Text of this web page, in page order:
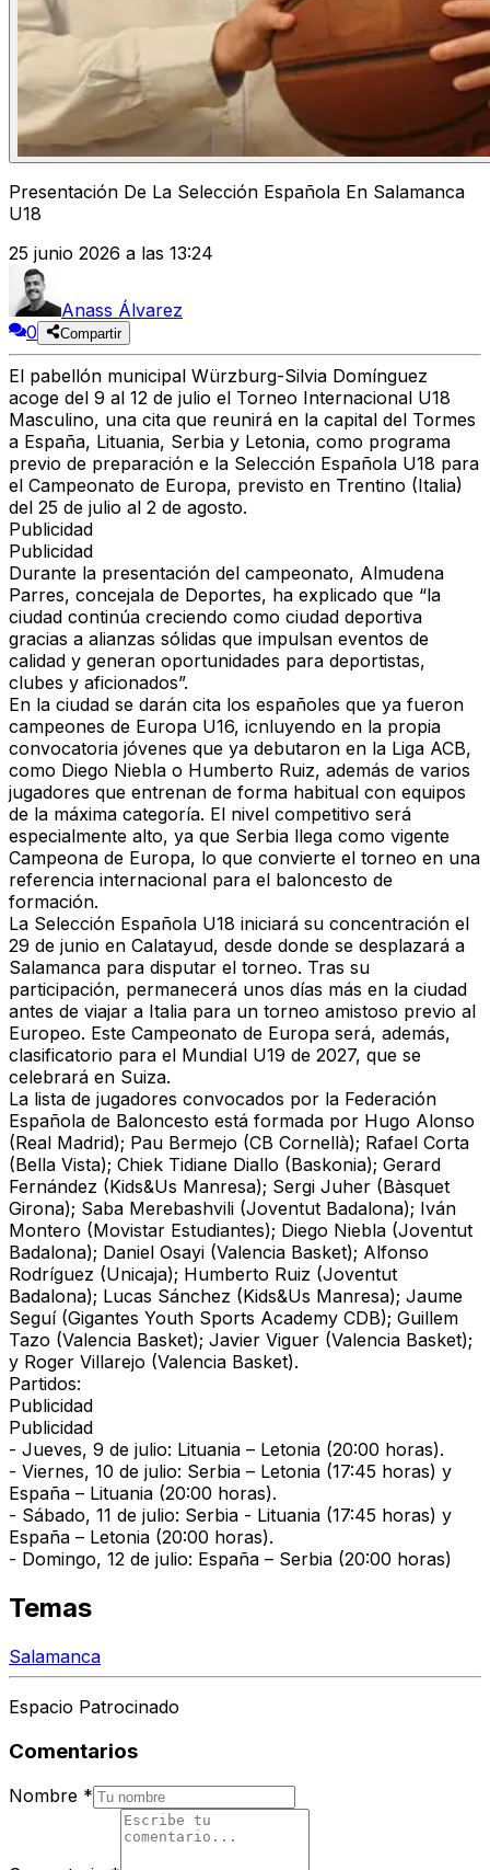
Presentación De La Selección Española En Salamanca
U18
25 junio 2026 a las 13:24
Anass Álvarez
0
Compartir
El pabellón municipal Würzburg-Silvia Domínguez
acoge del 9 al 12 de julio el Torneo Internacional U18
Masculino, una cita que reunirá en la capital del Tormes
a España, Lituania, Serbia y Letonia, como programa
previo de preparación e la Selección Española U18 para
el Campeonato de Europa, previsto en Trentino (Italia)
del 25 de julio al 2 de agosto.
Publicidad
Publicidad
Durante la presentación del campeonato, Almudena
Parres, concejala de Deportes, ha explicado que “la
ciudad continúa creciendo como ciudad deportiva
gracias a alianzas sólidas que impulsan eventos de
calidad y generan oportunidades para deportistas,
clubes y aficionados”.
En la ciudad se darán cita los españoles que ya fueron
campeones de Europa U16, icnluyendo en la propia
convocatoria jóvenes que ya debutaron en la Liga ACB,
como Diego Niebla o Humberto Ruiz, además de varios
jugadores que entrenan de forma habitual con equipos
de la máxima categoría. El nivel competitivo será
especialmente alto, ya que Serbia llega como vigente
Campeona de Europa, lo que convierte el torneo en una
referencia internacional para el baloncesto de
formación.
La Selección Española U18 iniciará su concentración el
29 de junio en Calatayud, desde donde se desplazará a
Salamanca para disputar el torneo. Tras su
participación, permanecerá unos días más en la ciudad
antes de viajar a Italia para un torneo amistoso previo al
Europeo. Este Campeonato de Europa será, además,
clasificatorio para el Mundial U19 de 2027, que se
celebrará en Suiza.
La lista de jugadores convocados por la Federación
Española de Baloncesto está formada por Hugo Alonso
(Real Madrid); Pau Bermejo (CB Cornellà); Rafael Corta
(Bella Vista); Chiek Tidiane Diallo (Baskonia); Gerard
Fernández (Kids&Us Manresa); Sergi Juher (Bàsquet
Girona); Saba Merebashvili (Joventut Badalona); Iván
Montero (Movistar Estudiantes); Diego Niebla (Joventut
Badalona); Daniel Osayi (Valencia Basket); Alfonso
Rodríguez (Unicaja); Humberto Ruiz (Joventut
Badalona); Lucas Sánchez (Kids&Us Manresa); Jaume
Seguí (Gigantes Youth Sports Academy CDB); Guillem
Tazo (Valencia Basket); Javier Viguer (Valencia Basket);
y Roger Villarejo (Valencia Basket).
Partidos:
Publicidad
Publicidad
- Jueves, 9 de julio: Lituania – Letonia (20:00 horas).
- Viernes, 10 de julio: Serbia – Letonia (17:45 horas) y
España – Lituania (20:00 horas).
- Sábado, 11 de julio: Serbia - Lituania (17:45 horas) y
España – Letonia (20:00 horas).
- Domingo, 12 de julio: España – Serbia (20:00 horas)
Temas
Salamanca
Espacio Patrocinado
Comentarios
Nombre *